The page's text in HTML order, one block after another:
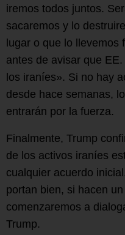
iremos todos juntos.
sacaremos y lo
lugar o que lo llevemos
antes de avisar que
los iraníes». Si no hay
desde hace semanas,
entrarán por la fuerza.
Finalmente, Trump
de los activos iraníes
cualquier acuerdo
portan bien, si hacen
comenzaremos a
Trump.